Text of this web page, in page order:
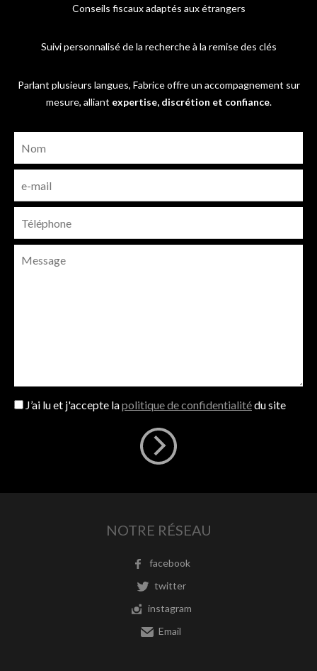
Conseils fiscaux adaptés aux étrangers
Suivi personnalisé de la recherche à la remise des clés
Parlant plusieurs langues, Fabrice offre un accompagnement sur
mesure, alliant expertise, discrétion et confiance.
J’ai lu et j'accepte lapolitique de confidentialitédu site
NOTRE RÉSEAU
facebook
twitter
instagram
Email